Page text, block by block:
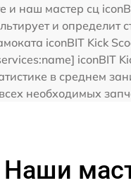
и наш мастер сц
и определит
iconBIT Kick
iconBIT
в среднем
необходимых
Наши